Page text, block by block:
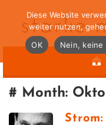
starke-
Month:
Diese Website
weiter nutzen,
OK
Nein, keine